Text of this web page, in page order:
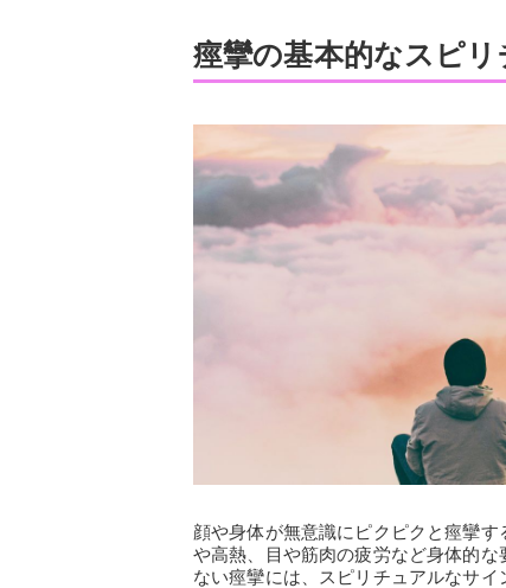
痙攣の基本的なスピ
顔や身体が無意識にピクピクと痙攣
や高熱、目や筋肉の疲労など身体的
ない痙攣には、スピリチュアルなサイ